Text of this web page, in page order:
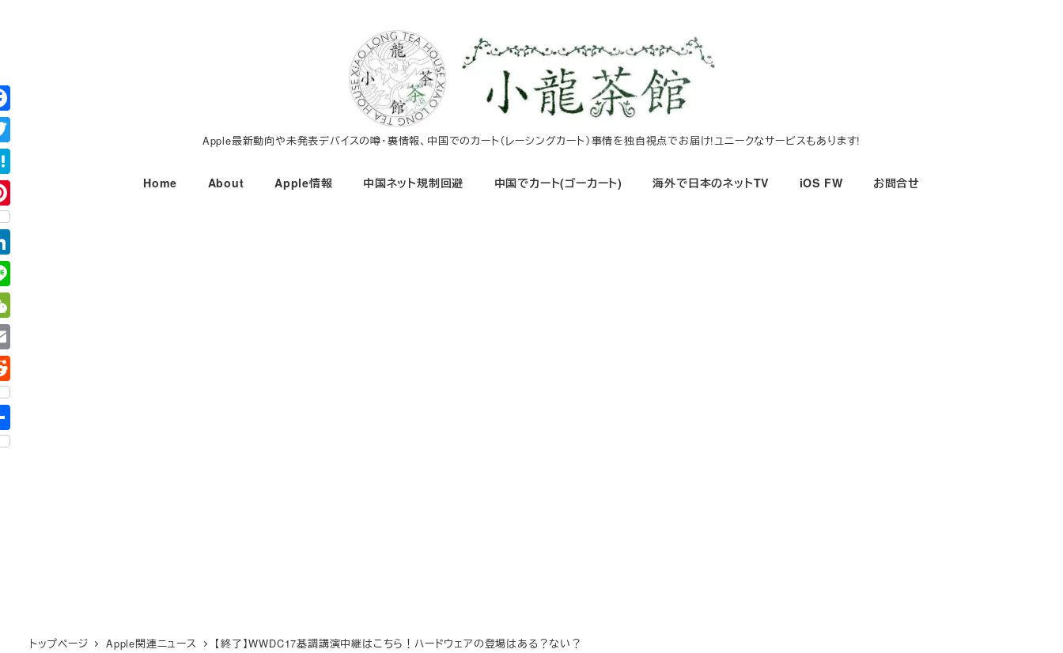
コ
ン
テ
ン
ツ
へ
移
動
Apple最新動向や未発表デバイスの噂・裏情報、中国でのカート（レーシングカート）事情を独自視点でお届け!ユニークなサービスもあります!
Home About Apple情報 中国ネット規制回避 中国でカート(ゴーカート) 海外で日本のネットTV iOS FW お問合せ
トップページ Apple関連ニュース 【終了】WWDC17基調講演中継はこちら！ハードウェアの登場はある？ない？